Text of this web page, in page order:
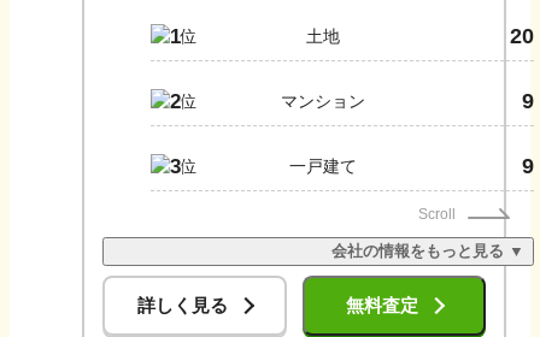
1 土地 20
2 マンション 9
3 一戸建て 9
Scroll
会社の情報をもっと見る ▼
詳しく見る 無料査定